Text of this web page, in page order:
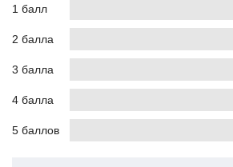
1 балл
2 балла
3 балла
4 балла
5 баллов